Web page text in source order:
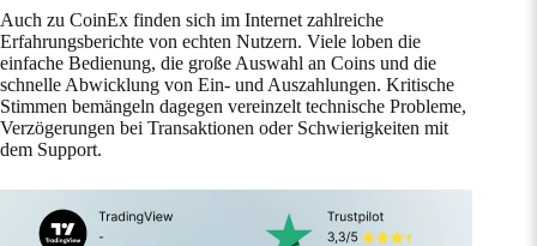
Auch zu CoinEx finden sich im Internet zahlreiche
Erfahrungsberichte von echten Nutzern. Viele loben die
einfache Bedienung, die große Auswahl an Coins und die
schnelle Abwicklung von Ein- und Auszahlungen. Kritische
Stimmen bemängeln dagegen vereinzelt technische Probleme,
Verzögerungen bei Transaktionen oder Schwierigkeiten mit
dem Support.